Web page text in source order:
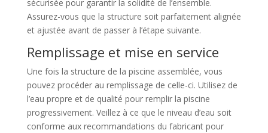
sécurisée pour garantir la solidité de l’ensemble.
Assurez-vous que la structure soit parfaitement alignée
et ajustée avant de passer à l’étape suivante.
Remplissage et mise en service
Une fois la structure de la piscine assemblée, vous
pouvez procéder au remplissage de celle-ci. Utilisez de
l’eau propre et de qualité pour remplir la piscine
progressivement. Veillez à ce que le niveau d’eau soit
conforme aux recommandations du fabricant pour